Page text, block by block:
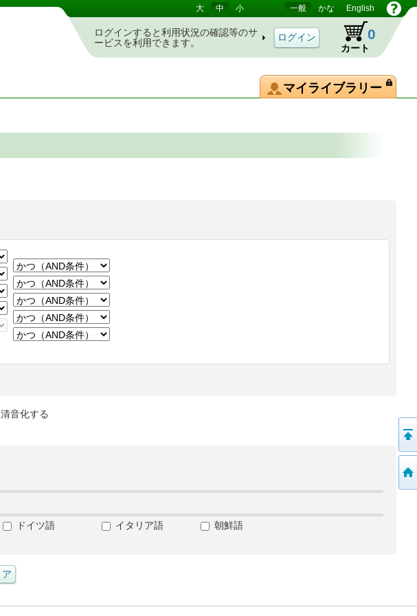
大 中 小 一般 かな English
ログインすると利用状況の確認等のサ
ービスを利用できます。
カート
0
マイライブラリー
清音化する
ドイツ語 イタリア語
朝鮮語